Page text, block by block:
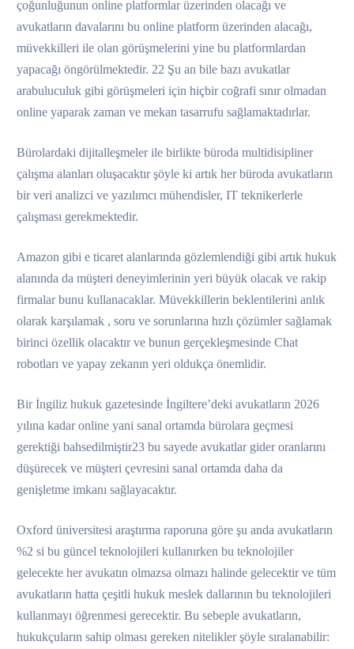
çoğunluğunun online platformlar üzerinden olacağı ve
avukatların davalarını bu online platform üzerinden alacağı,
müvekkilleri ile olan görüşmelerini yine bu platformlardan
yapacağı öngörülmektedir. 22 Şu an bile bazı avukatlar
arabuluculuk gibi görüşmeleri için hiçbir coğrafi sınır olmadan
online yaparak zaman ve mekan tasarrufu sağlamaktadırlar.
Bürolardaki dijitalleşmeler ile birlikte büroda multidisipliner
çalışma alanları oluşacaktır şöyle ki artık her büroda avukatların
bir veri analizci ve yazılımcı mühendisler, IT teknikerlerle
çalışması gerekmektedir.
Amazon gibi e ticaret alanlarında gözlemlendiği gibi artık hukuk
alanında da müşteri deneyimlerinin yeri büyük olacak ve rakip
firmalar bunu kullanacaklar. Müvekkillerin beklentilerini anlık
olarak karşılamak , soru ve sorunlarına hızlı çözümler sağlamak
birinci özellik olacaktır ve bunun gerçekleşmesinde Chat
robotları ve yapay zekanın yeri oldukça önemlidir.
Bir İngiliz hukuk gazetesinde İngiltere’deki avukatların 2026
yılına kadar online yani sanal ortamda bürolara geçmesi
gerektiği bahsedilmiştir23 bu sayede avukatlar gider oranlarını
düşürecek ve müşteri çevresini sanal ortamda daha da
genişletme imkanı sağlayacaktır.
Oxford üniversitesi araştırma raporuna göre şu anda avukatların
%2 si bu güncel teknolojileri kullanırken bu teknolojiler
gelecekte her avukatın olmazsa olmazı halinde gelecektir ve tüm
avukatların hatta çeşitli hukuk meslek dallarının bu teknolojileri
kullanmayı öğrenmesi gerecektir. Bu sebeple avukatların,
hukukçuların sahip olması gereken nitelikler şöyle sıralanabilir: